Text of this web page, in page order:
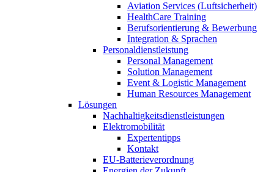
Aviation Services (Luftsicherheit)
HealthCare Training
Berufsorientierung & Bewerbung
Integration & Sprachen
Personaldienstleistung
Personal Management
Solution Management
Event & Logistic Management
Human Resources Management
Lösungen
Nachhaltigkeitsdienstleistungen
Elektromobilität
Expertentipps
Kontakt
EU-Batterieverordnung